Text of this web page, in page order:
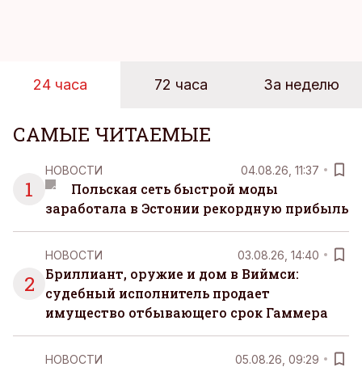
24 часа 72 часа За неделю
САМЫЕ ЧИТАЕМЫЕ
1
НОВОСТИ 04.08.26, 11:37
Польская сеть быстрой моды
заработала в Эстонии рекордную прибыль
2
НОВОСТИ 03.08.26, 14:40
Бриллиант, оружие и дом в Виймси:
судебный исполнитель продает
имущество отбывающего срок Гаммера
НОВОСТИ 05.08.26, 09:29